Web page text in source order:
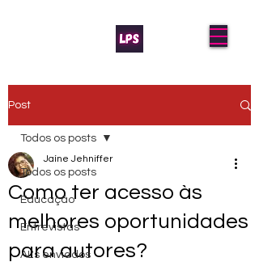
Post
Todos os posts
Educação
Entrevistas
AL's enviados
Todos os posts
Como ter acesso às
melhores oportunidades
para autores?
Jaíne Jehniffer